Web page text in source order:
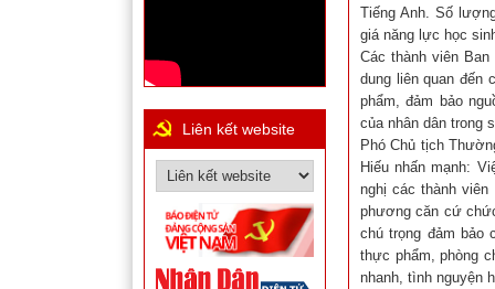
Tiếng Anh. Số
giá năng lực học
Các thành viên
dung liên quan đến
phẩm, đảm bảo
của nhân dân trong
Phó Chủ tịch
Hiếu nhấn mạnh:
nghị các thành
phương căn cứ
chú trọng đảm bảo
thực phẩm, phòng
nhanh, tình nguyện
Liên kết website